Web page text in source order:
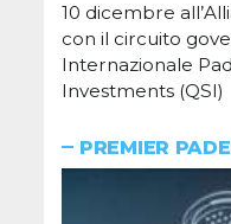
10 dicembre
con il circuito
Internazionale
Investments (QSI)
PREMIER